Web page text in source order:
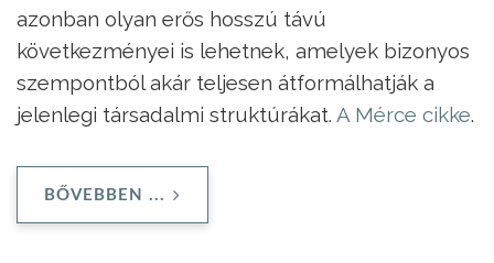
azonban olyan erős hosszú távú
következményei is lehetnek, amelyek bizonyos
szempontból akár teljesen átformálhatják a
jelenlegi társadalmi struktúrákat. A Mérce cikke.
BŐVEBBEN ...